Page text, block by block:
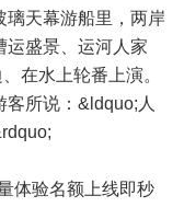
璃天幕游船里，两岸
运盛景、运河人家
在水上轮番上演。
所说：&ldquo;人
体验名额上线即秒